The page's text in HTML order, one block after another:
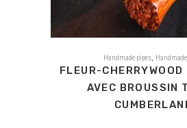
Handmade pipes
FLEUR-CHERRYWOOD
AVEC BROUSSIN